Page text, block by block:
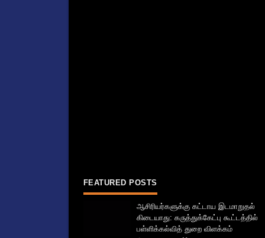
FEATURED POSTS
ஆசிரியர்களுக்கு கட்டாய இடமாறுதல்
கிடையாது: கருத்துக்கேட்பு கூட்டத்தில்
பள்ளிக்கல்வித் துறை விளக்கம்